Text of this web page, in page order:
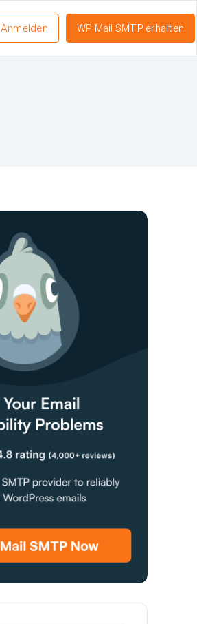
Anmelden WP Mail SMTP erhalten